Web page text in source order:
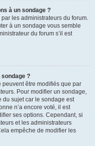
à un sondage ?
les administrateurs du forum.
à un sondage vous semble
du forum s’il est
?
être modifiés que par
Pour modifier un sondage,
du sujet car le sondage est
n’a encore voté, il est
ses options. Cependant, si
et les administrateurs
empêche de modifier les